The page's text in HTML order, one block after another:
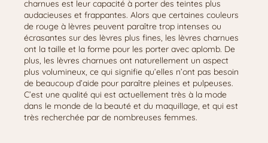
charnues est leur capacité à porter des teintes plus
audacieuses et frappantes. Alors que certaines couleurs
de rouge à lèvres peuvent paraître trop intenses ou
écrasantes sur des lèvres plus fines, les lèvres charnues
ont la taille et la forme pour les porter avec aplomb. De
plus, les lèvres charnues ont naturellement un aspect
plus volumineux, ce qui signifie qu’elles n’ont pas besoin
de beaucoup d’aide pour paraître pleines et pulpeuses.
C’est une qualité qui est actuellement très à la mode
dans le monde de la beauté et du maquillage, et qui est
très recherchée par de nombreuses femmes.